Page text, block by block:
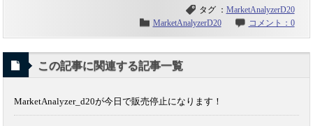
タグ ： MarketAnalyzerD20
MarketAnalyzerD20
コメント：0
この記事に関連する記事一覧
MarketAnalyzer_d20が今日で販売停止になります！